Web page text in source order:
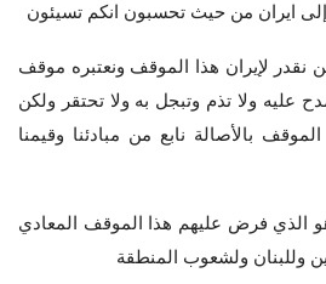
إلى ايران من حيث تحسبون انكم تسيئون
نقدر لإيران هذا الموقف ونعتبره موقف
عليه ولا تذم وتبجل به ولا تحتقر ولكن
بالأصالة نابع من مبادئنا وقيمنا
هو الذي فرض عليهم هذا الموقف المعادي
وللبنان ولشعوب المنطقة